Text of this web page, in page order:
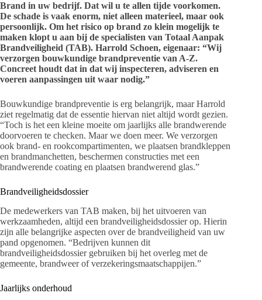
Brand in uw bedrijf. Dat wil u te allen tijde voorkomen.
De schade is vaak enorm, niet alleen materieel, maar ook
persoonlijk. Om het risico op brand zo klein mogelijk te
maken klopt u aan bij de specialisten van Totaal Aanpak
Brandveiligheid (TAB). Harrold Schoen, eigenaar: “Wij
verzorgen bouwkundige brandpreventie van A-Z.
Concreet houdt dat in dat wij inspecteren, adviseren en
voeren aanpassingen uit waar nodig.”
Bouwkundige brandpreventie is erg belangrijk, maar Harrold
ziet regelmatig dat de essentie hiervan niet altijd wordt gezien.
“Toch is het een kleine moeite om jaarlijks alle brandwerende
doorvoeren te checken. Maar we doen meer. We verzorgen
ook brand- en rookcompartimenten, we plaatsen brandkleppen
en brandmanchetten, beschermen constructies met een
brandwerende coating en plaatsen brandwerend glas.”
Brandveiligheidsdossier
De medewerkers van TAB maken, bij het uitvoeren van
werkzaamheden, altijd een brandveiligheidsdossier op. Hierin
zijn alle belangrijke aspecten over de brandveiligheid van uw
pand opgenomen. “Bedrijven kunnen dit
brandveiligheidsdossier gebruiken bij het overleg met de
gemeente, brandweer of verzekeringsmaatschappijen.”
Jaarlijks onderhoud